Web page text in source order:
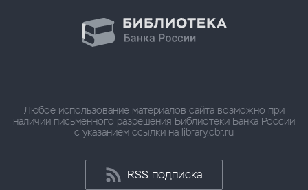
Любое использование материалов сайта возможно при
наличии письменного разрешения Библиотеки Банка России
с указанием ссылки на library.cbr.ru
RSS подписка